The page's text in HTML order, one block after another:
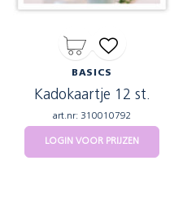
BASICS
Kadokaartje 12 st.
art.nr: 310010792
LOGIN VOOR PRIJZEN